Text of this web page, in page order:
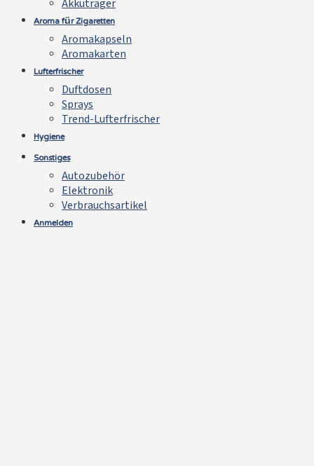
Akkuträger
Aroma für Zigaretten
Aromakapseln
Aromakarten
Lufterfrischer
Duftdosen
Sprays
Trend-Lufterfrischer
Hygiene
Sonstiges
Autozubehör
Elektronik
Verbrauchsartikel
Anmelden